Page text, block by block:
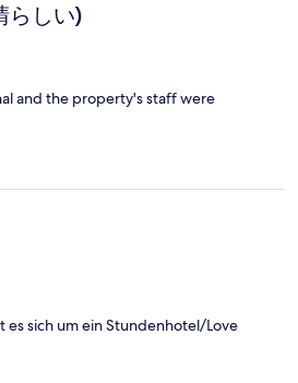
らしい)
and the property's staff were
sich um ein Stundenhotel/Love